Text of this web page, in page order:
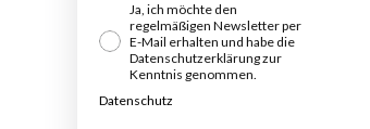
Ja, ich möchte den
regelmäßigen Newsletter per
E-Mail erhalten und habe die
Datenschutzerklärung zur
Kenntnis genommen.
Datenschutz